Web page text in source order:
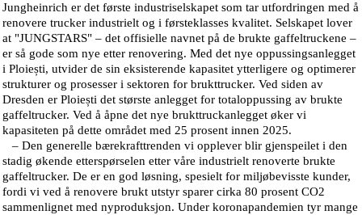
Jungheinrich er det første industriselskapet som tar utfordringen med å
renovere trucker industrielt og i førsteklasses kvalitet. Selskapet lover
at "JUNGSTARS" – det offisielle navnet på de brukte gaffeltruckene –
er så gode som nye etter renovering. Med det nye oppussingsanlegget
i Ploiești, utvider de sin eksisterende kapasitet ytterligere og optimerer
strukturer og prosesser i sektoren for brukttrucker. Ved siden av
Dresden er Ploiești det største anlegget for totaloppussing av brukte
gaffeltrucker. Ved å åpne det nye brukttruckanlegget øker vi
kapasiteten på dette området med 25 prosent innen 2025.
– Den generelle bærekrafttrenden vi opplever blir gjenspeilet i den
stadig økende etterspørselen etter våre industrielt renoverte brukte
gaffeltrucker. De er en god løsning, spesielt for miljøbevisste kunder,
fordi vi ved å renovere brukt utstyr sparer cirka 80 prosent CO2
sammenlignet med nyproduksjon. Under koronapandemien tyr mange